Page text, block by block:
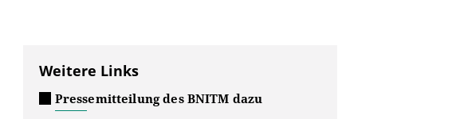
Weitere Links
Pressemitteilung des BNITM dazu